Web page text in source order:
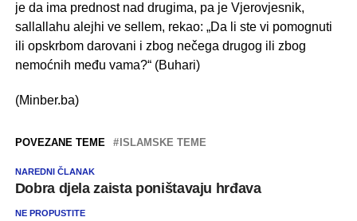
je da ima prednost nad drugima, pa je Vjerovjesnik,
sallallahu alejhi ve sellem, rekao: „Da li ste vi pomognuti
ili opskrbom darovani i zbog nečega drugog ili zbog
nemoćnih među vama?“ (Buhari)
(Minber.ba)
POVEZANE TEME ISLAMSKE TEME
NAREDNI ČLANAK
Dobra djela zaista poništavaju hrđava
NE PROPUSTITE